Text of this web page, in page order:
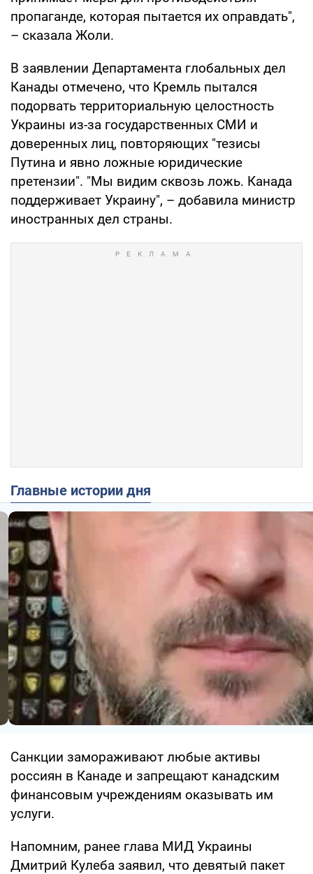
пропаганде, которая пытается их оправдать",
– сказала Жоли.
В заявлении Департамента глобальных дел
Канады отмечено, что Кремль пытался
подорвать территориальную целостность
Украины из-за государственных СМИ и
доверенных лиц, повторяющих "тезисы
Путина и явно ложные юридические
претензии". "Мы видим сквозь ложь. Канада
поддерживает Украину", – добавила министр
иностранных дел страны.
Главные истории дня
Санкции замораживают любые активы
россиян в Канаде и запрещают канадским
финансовым учреждениям оказывать им
услуги.
Напомним, ранее глава МИД Украины
Дмитрий Кулеба заявил, что девятый пакет